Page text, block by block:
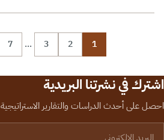
1
2
3
…
7
اشترك في نشرتنا البريدية
احصل على أحدث الدراسات والتقارير